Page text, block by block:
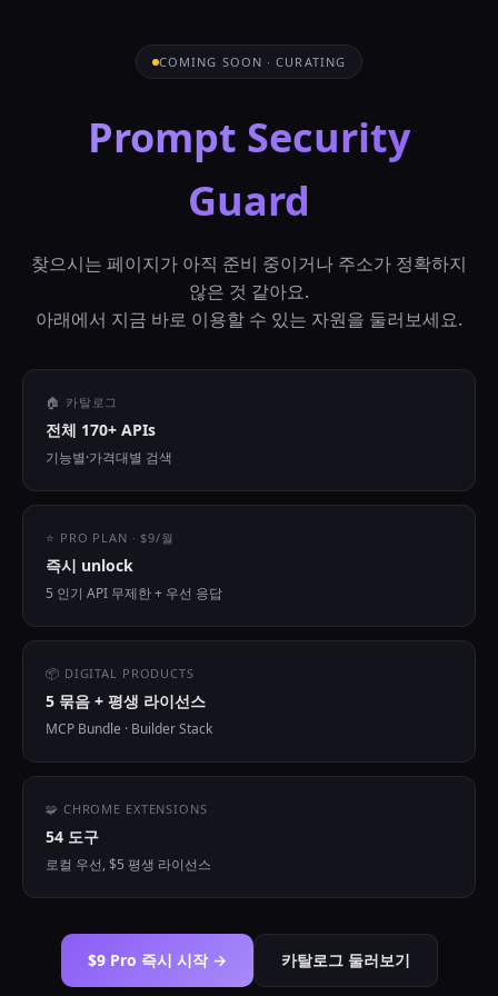
COMING SOON · CURATING
Prompt Security
Guard
찾으시는 페이지가 아직 준비 중이거나 주소가 정확하지
않은 것 같아요.
아래에서 지금 바로 이용할 수 있는 자원을 둘러보세요.
🏠 카탈로그
전체 170+ APIs
기능별·가격대별 검색
⭐ PRO PLAN · $9/월
즉시 unlock
5 인기 API 무제한 + 우선 응답
📦 DIGITAL PRODUCTS
5 묶음 + 평생 라이선스
MCP Bundle · Builder Stack
🧩 CHROME EXTENSIONS
54 도구
로컬 우선, $5 평생 라이선스
$9 Pro 즉시 시작 → 카탈로그 둘러보기